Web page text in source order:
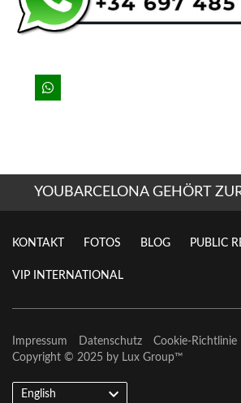
YOUBARCELONA GEHÖRT
KONTAKT FOTOS BLOG PUBLIC
VIP INTERNATIONAL
Impressum Datenschutz
Cookie-Richtlinie
Copyright © 2025 by Lux Group™
English